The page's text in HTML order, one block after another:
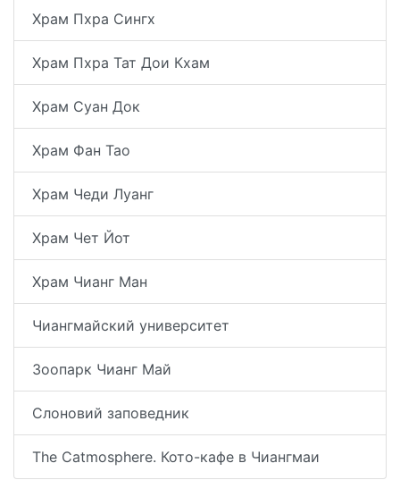
Храм Пхра Сингх
Храм Пхра Тат Дои Кхам
Храм Суан Док
Храм Фан Тао
Храм Чеди Луанг
Храм Чет Йот
Храм Чианг Ман
Чиангмайский университет
Зоопарк Чианг Май
Слоновий заповедник
The Catmosphere. Кото-кафе в Чиангмаи